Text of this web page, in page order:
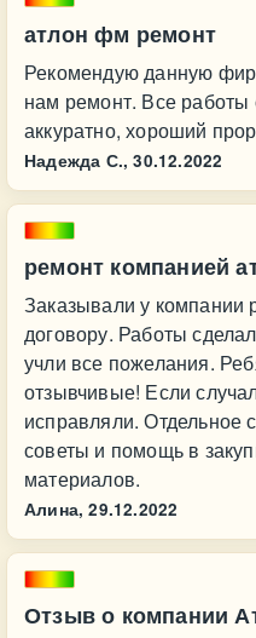
атлон фм ремонт
Рекомендую данную
нам ремонт. Все работы
аккуратно, хороший
Надежда С., 30.12.2022
ремонт компанией
Заказывали у компании
договору. Работы
учли все пожелания.
отзывчивые! Если
исправляли. Отдельное
советы и помощь в
материалов.
Алина, 29.12.2022
Отзыв о компании